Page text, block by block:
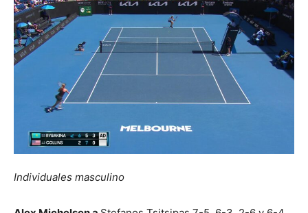
Individuales masculino